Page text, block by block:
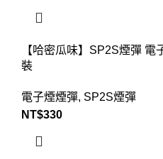
【哈密瓜味】SP2S煙彈
裝
電子煙煙彈, SP2S煙彈
NT$330